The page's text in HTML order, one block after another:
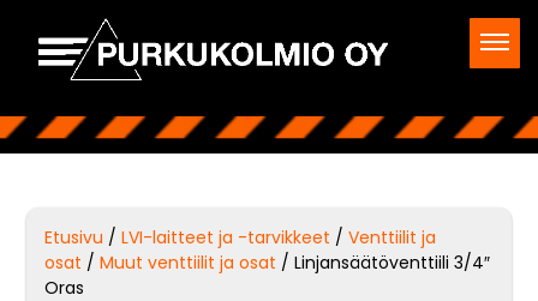
Etusivu /LVI-laitteet ja -tarvikkeet /Venttiilit ja
osat /Muut venttiilit ja osat / Linjansäätöventtiili 3/4″
Oras